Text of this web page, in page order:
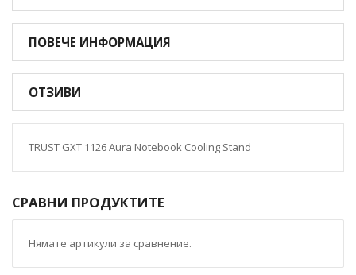
ПОВЕЧЕ ИНФОРМАЦИЯ
ОТЗИВИ
TRUST GXT 1126 Aura Notebook Cooling Stand
СРАВНИ ПРОДУКТИТЕ
Нямате артикули за сравнение.